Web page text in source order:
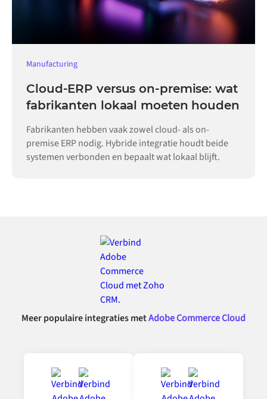
Manufacturing
Cloud-ERP versus on-premise: wat
fabrikanten lokaal moeten houden
Fabrikanten hebben vaak zowel cloud- als on-
premise ERP nodig. Hybride integratie houdt beide
systemen verbonden en bepaalt wat lokaal blijft.
Meer populaire integraties metAdobe Commerce Cloud